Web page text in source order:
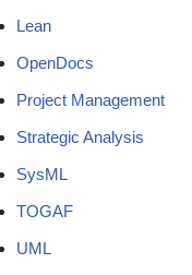
Lean
OpenDocs
Project Management
Strategic Analysis
SysML
TOGAF
UML